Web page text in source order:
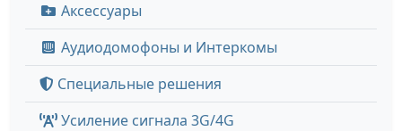
Аксессуары
Аудиодомофоны и Интеркомы
Специальные решения
Усиление сигнала 3G/4G